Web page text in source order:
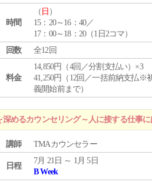
時間
（ 日 ）
15：20～16：40／
17：00～18：20（1日2コマ）
回数
全12回
料金
14,850円（4回／分割支払い）×3
41,250円（12回／一括前納支払※
義開始前まで）
めるカウンセリング～人に接する仕事
講師 TMAカウンセラー
日程
7月 21日 ～ 1月 5日
B Week